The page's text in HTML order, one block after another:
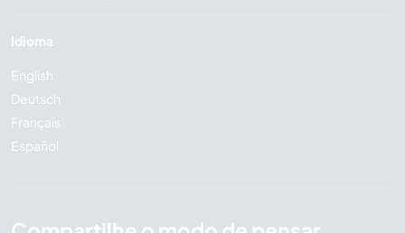
Idioma
English
Deutsch
Français
Español